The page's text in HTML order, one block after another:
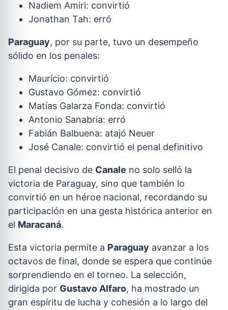
Nadiem Amiri: convirtió
Jonathan Tah: erró
Paraguay, por su parte, tuvo un desempeño
sólido en los penales:
Maurício: convirtió
Gustavo Gómez: convirtió
Matías Galarza Fonda: convirtió
Antonio Sanabria: erró
Fabián Balbuena: atajó Neuer
José Canale: convirtió el penal definitivo
El penal decisivo de Canale no solo selló la
victoria de Paraguay, sino que también lo
convirtió en un héroe nacional, recordando su
participación en una gesta histórica anterior en
el Maracaná.
Esta victoria permite a Paraguay avanzar a los
octavos de final, donde se espera que continúe
sorprendiendo en el torneo. La selección,
dirigida por Gustavo Alfaro, ha mostrado un
gran espíritu de lucha y cohesión a lo largo del